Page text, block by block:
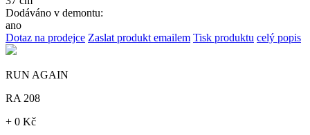
Dodáváno v demontu:
ano
Dotaz na prodejce Zaslat produkt emailem Tisk produktu celý popis
RUN AGAIN
RA 208
+ 0 Kč